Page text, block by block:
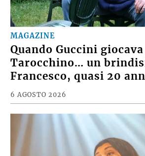
MAGAZINE
Quando Guccini giocava
Tarocchino… un
Francesco, quasi 20
6 AGOSTO 2026